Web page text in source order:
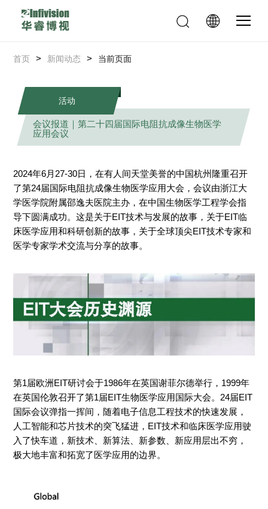
首页 > 新闻动态 > 当前页面
活动
会议报道｜第二十四届国际电阻抗成像生物医学
应用会议
2024年6月27-30日，在有人间天堂美誉的中国杭州隆重召开
了第24届国际电阻抗成像生物医学应用大会，会议由浙江大
学医学院附属邵逸夫医院主办，在中国生物医学工程学会指
导下圆满成功。这是关于EIT技术与发展的故事，关于EIT临
床医学应用和科研创新的故事，关于全球顶尖EIT技术专家和
医学专家学术交流与分享的故事。
第1届欧洲EIT研讨会于1986年在英国谢菲尔德举行，1999年
在英国伦敦召开了第1届EIT生物医学应用国际大会。24届EIT
国际会议弹指一挥间，随着电子信息工程技术的快速发展，
人工智能和芯片技术的突飞猛进，EIT技术和临床医学应用驶
入了快车道，新技术、新算法、新参数、新应用层出不穷，
极大地丰富和拓宽了医学应用的边界。